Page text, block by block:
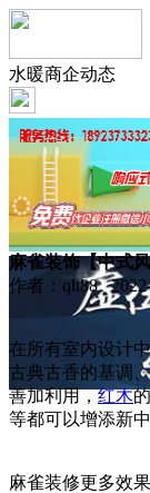
水暖商企动态
麻雀装饰【中式
作者：qlt88
在所有室内设计
古典古香的基调、
善加利用，红木
等都可以增添新
麻雀装修更多效